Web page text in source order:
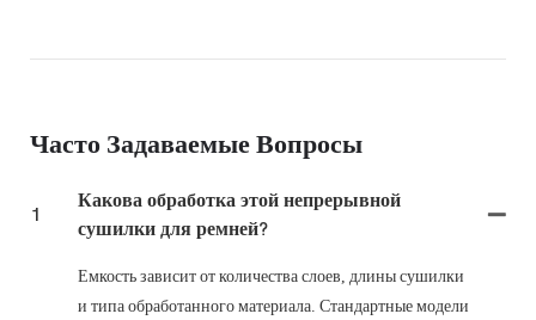
Часто Задаваемые Вопросы
1
Какова обработка этой непрерывной
сушилки для ремней?
Емкость зависит от количества слоев, длины сушилки
и типа обработанного материала. Стандартные модели